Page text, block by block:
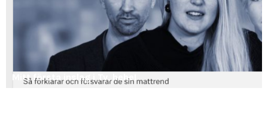
Mitt första inslag i Tv, hehe!